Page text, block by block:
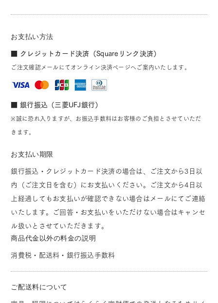
お支払い方法
■ クレジットカード決済（Squareリンク決済）
ご注文確認メールにてオンライン決済ページへご案内いたします。
■ 銀行振込（三菱UFJ銀行）
※誠に恐れ入りますが、お振込手数料はお客様のご負担とさせていただ
きます。
お支払い期限
銀行振込・クレジットカード決済の場合は、ご注文から3日以
内（ご注文日を含む）にお支払いください。ご注文から4日以
上経過してもお支払いが確認できない場合はメールにてご連絡
いたします。ご回答・お支払いをいただけない場合はキャンセ
ル扱いとさせていただきます。
商品代金以外の料金の説明
消費税・配送料・銀行振込手数料
ご配送料について